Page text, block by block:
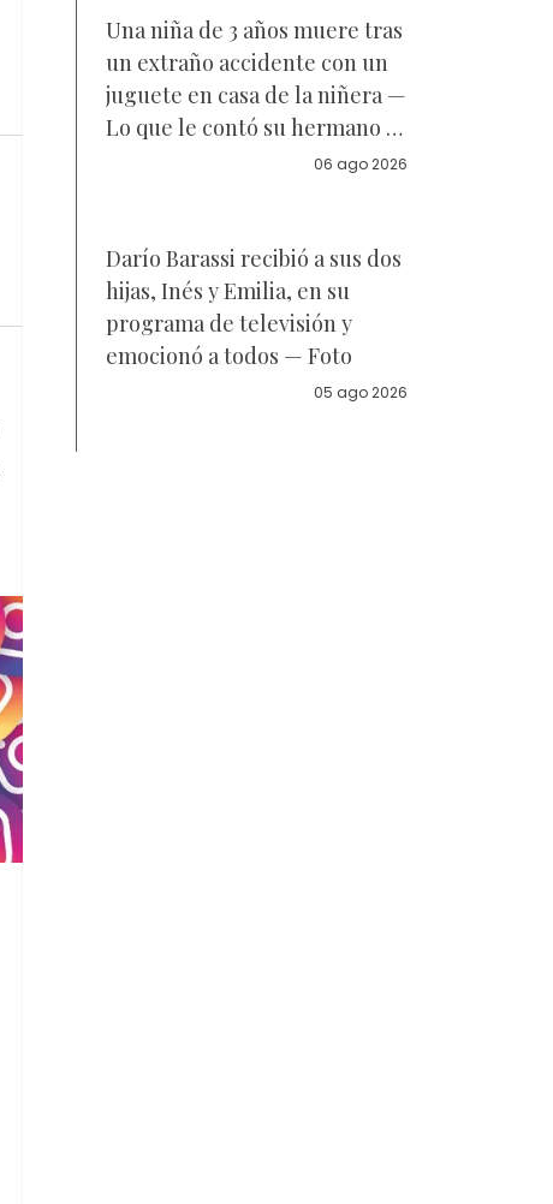
Una niña de 3 años muere tras
un extraño accidente con un
juguete en casa de la niñera —
Lo que le contó su hermano a
06 ago 2026
Darío Barassi recibió a sus dos
hijas, Inés y Emilia, en su
programa de televisión y
emocionó a todos — Foto
05 ago 2026